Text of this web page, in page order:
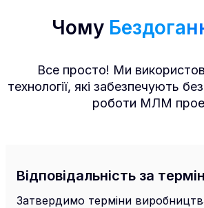
Чому
Все просто! Ми
технології, які забезпечують
роботи МЛМ
Відповідальність за термін
Затвердимо терміни